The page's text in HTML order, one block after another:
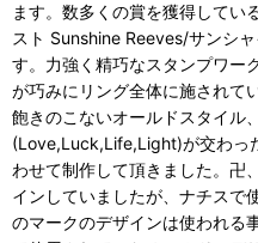
ます。数多くの賞を獲得してい
スト Sunshine Reeves/サンシ
す。力強く精巧なスタンプワー
が巧みにリング全体に施されて
飽きのこないオールドスタイル
(Love,Luck,Life,Light)が交わっ
わせて制作して頂きました。卍
インしていましたが、ナチスで
のマークのデザインは使われる